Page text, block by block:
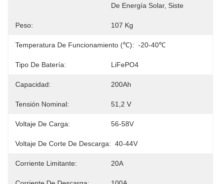
De Energía Solar, Siste
Peso: 107 Kg
Temperatura De Funcionamiento (℃): -20-40℃
Tipo De Batería: LiFePO4
Capacidad: 200Ah
Tensión Nominal: 51,2 V
Voltaje De Carga: 56-58V
Voltaje De Corte De Descarga: 40-44V
Corriente Limitante: 20A